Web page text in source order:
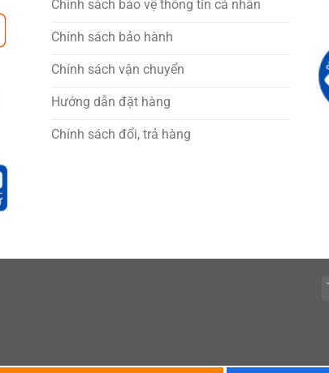
Chính sách bảo vệ thông tin cá nhân
Chính sách bảo hành
Chính sách vận chuyển
Hướng dẫn đặt hàng
Chính sách đổi, trả hàng